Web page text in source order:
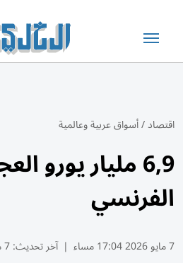
اقتصاد/أسواق عربية وعالمية
6,9 مليار يورو
الفرنسي
7 مايو 2026 17:04 مساء | آخر تحديث:7 مايو 17:41 2026